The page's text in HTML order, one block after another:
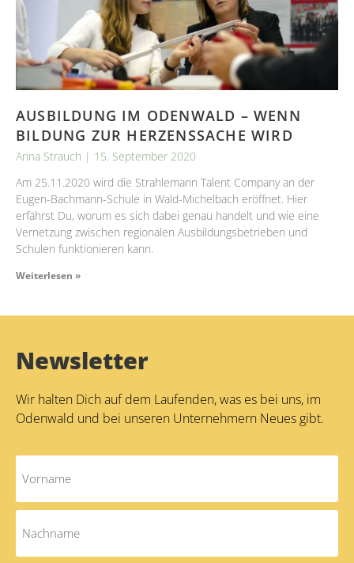
AUSBILDUNG IM ODENWALD – WENN
BILDUNG ZUR HERZENSSACHE WIRD
Anna Strauch
15. September 2020
Am 25.11.2020 wird die Strahlemann Talent Company an der
Eugen-Bachmann-Schule in Wald-Michelbach eröffnet. Hier
erfährst Du, worum es sich dabei genau handelt und wie eine
Vernetzung zwischen regionalen Ausbildungsbetrieben und
Schulen funktionieren kann.
Weiterlesen »
Newsletter
Wir halten Dich auf dem Laufenden, was es bei uns, im
Odenwald und bei unseren Unternehmern Neues gibt.